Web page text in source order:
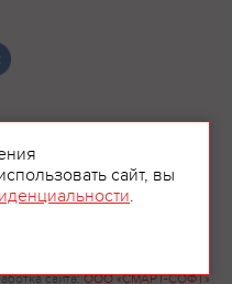
сайта:ООО «СМАРТ-СОФТ»
сайт, вы
.